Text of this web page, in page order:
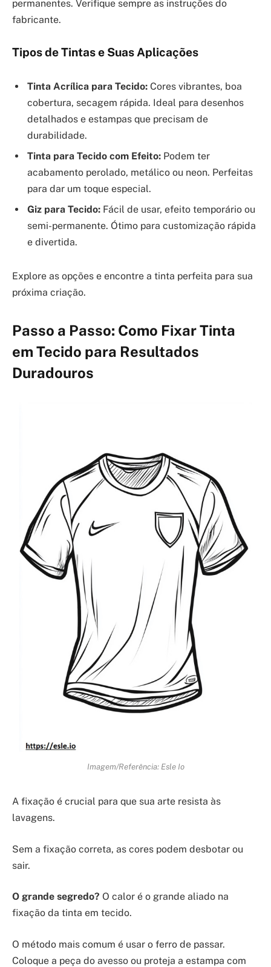
permanentes. Verifique sempre as instruções do
fabricante.
Tipos de Tintas e Suas Aplicações
Tinta Acrílica para Tecido: Cores vibrantes, boa
cobertura, secagem rápida. Ideal para desenhos
detalhados e estampas que precisam de
durabilidade.
Tinta para Tecido com Efeito: Podem ter
acabamento perolado, metálico ou neon. Perfeitas
para dar um toque especial.
Giz para Tecido: Fácil de usar, efeito temporário ou
semi-permanente. Ótimo para customização rápida
e divertida.
Explore as opções e encontre a tinta perfeita para sua
próxima criação.
Passo a Passo: Como Fixar Tinta
em Tecido para Resultados
Duradouros
Imagem/Referência: Esle Io
A fixação é crucial para que sua arte resista às
lavagens.
Sem a fixação correta, as cores podem desbotar ou
sair.
O grande segredo? O calor é o grande aliado na
fixação da tinta em tecido.
O método mais comum é usar o ferro de passar.
Coloque a peça do avesso ou proteja a estampa com